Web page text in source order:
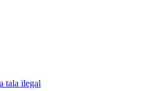
tala ilegal